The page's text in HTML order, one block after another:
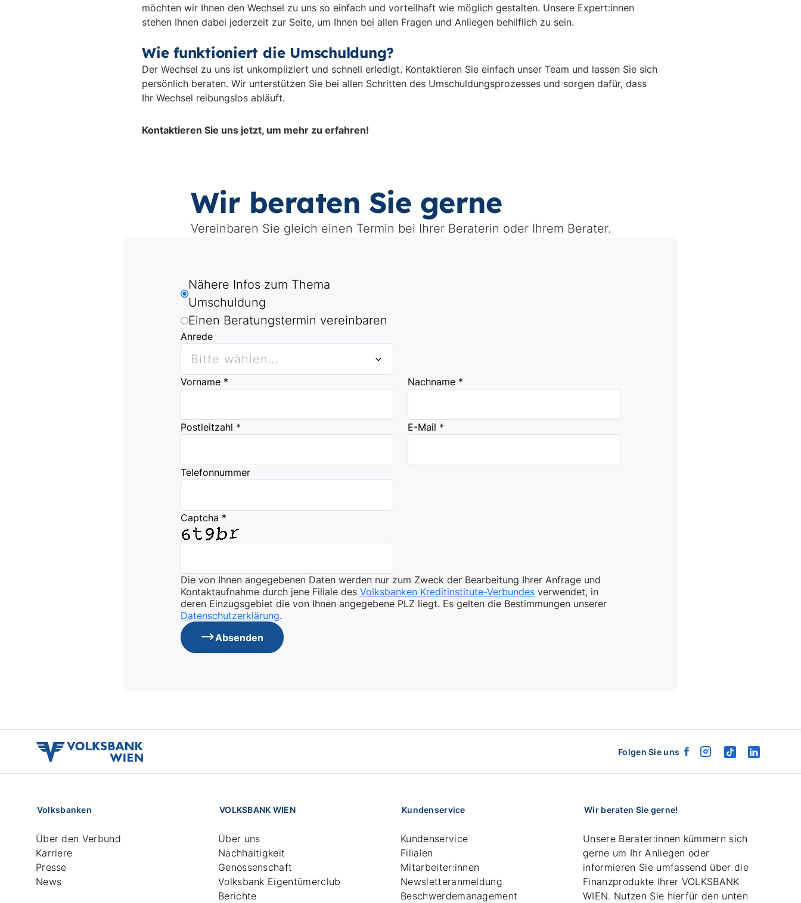
möchten wir Ihnen den Wechsel zu uns so einfach und vorteilhaft wie möglich gestalten. Unsere Expert:innen
stehen Ihnen dabei jederzeit zur Seite, um Ihnen bei allen Fragen und Anliegen behilflich zu sein.
Wie funktioniert die Umschuldung?
Der Wechsel zu uns ist unkompliziert und schnell erledigt. Kontaktieren Sie einfach unser Team und lassen Sie sich
persönlich beraten. Wir unterstützen Sie bei allen Schritten des Umschuldungsprozesses und sorgen dafür, dass
Ihr Wechsel reibungslos abläuft.
Kontaktieren Sie uns jetzt, um mehr zu erfahren!
Wir beraten Sie gerne
Vereinbaren Sie gleich einen Termin bei Ihrer Beraterin oder Ihrem Berater.
Why
are
you
contacting
us?
Nähere Infos zum Thema
Umschuldung
Einen Beratungstermin vereinbaren
Anrede
Bitte wählen...
Vorname * Nachname *
Postleitzahl * E-Mail *
Telefonnummer
Captcha *
Die von Ihnen angegebenen Daten werden nur zum Zweck der Bearbeitung Ihrer Anfrage und
Kontaktaufnahme durch jene Filiale des Volksbanken Kreditinstitute-Verbundes verwendet, in
deren Einzugsgebiet die von Ihnen angegebene PLZ liegt. Es gelten die Bestimmungen unserer
Datenschutzerklärung.
Absenden
volksbank
wien
Folgen Sie uns
facebook
instagram
tiktoklinkedin
Volksbanken
Über den Verbund
Karriere
Presse
News
VOLKSBANK WIEN
Über uns
Nachhaltigkeit
Genossenschaft
Volksbank Eigentümerclub
Berichte
Kundenservice
Kundenservice
Filialen
Mitarbeiter:innen
Newsletteranmeldung
Beschwerdemanagement
Wir beraten Sie gerne!
Unsere Berater:innen kümmern sich
gerne um Ihr Anliegen oder
informieren Sie umfassend über die
Finanzprodukte Ihrer VOLKSBANK
WIEN. Nutzen Sie hierfür den unten